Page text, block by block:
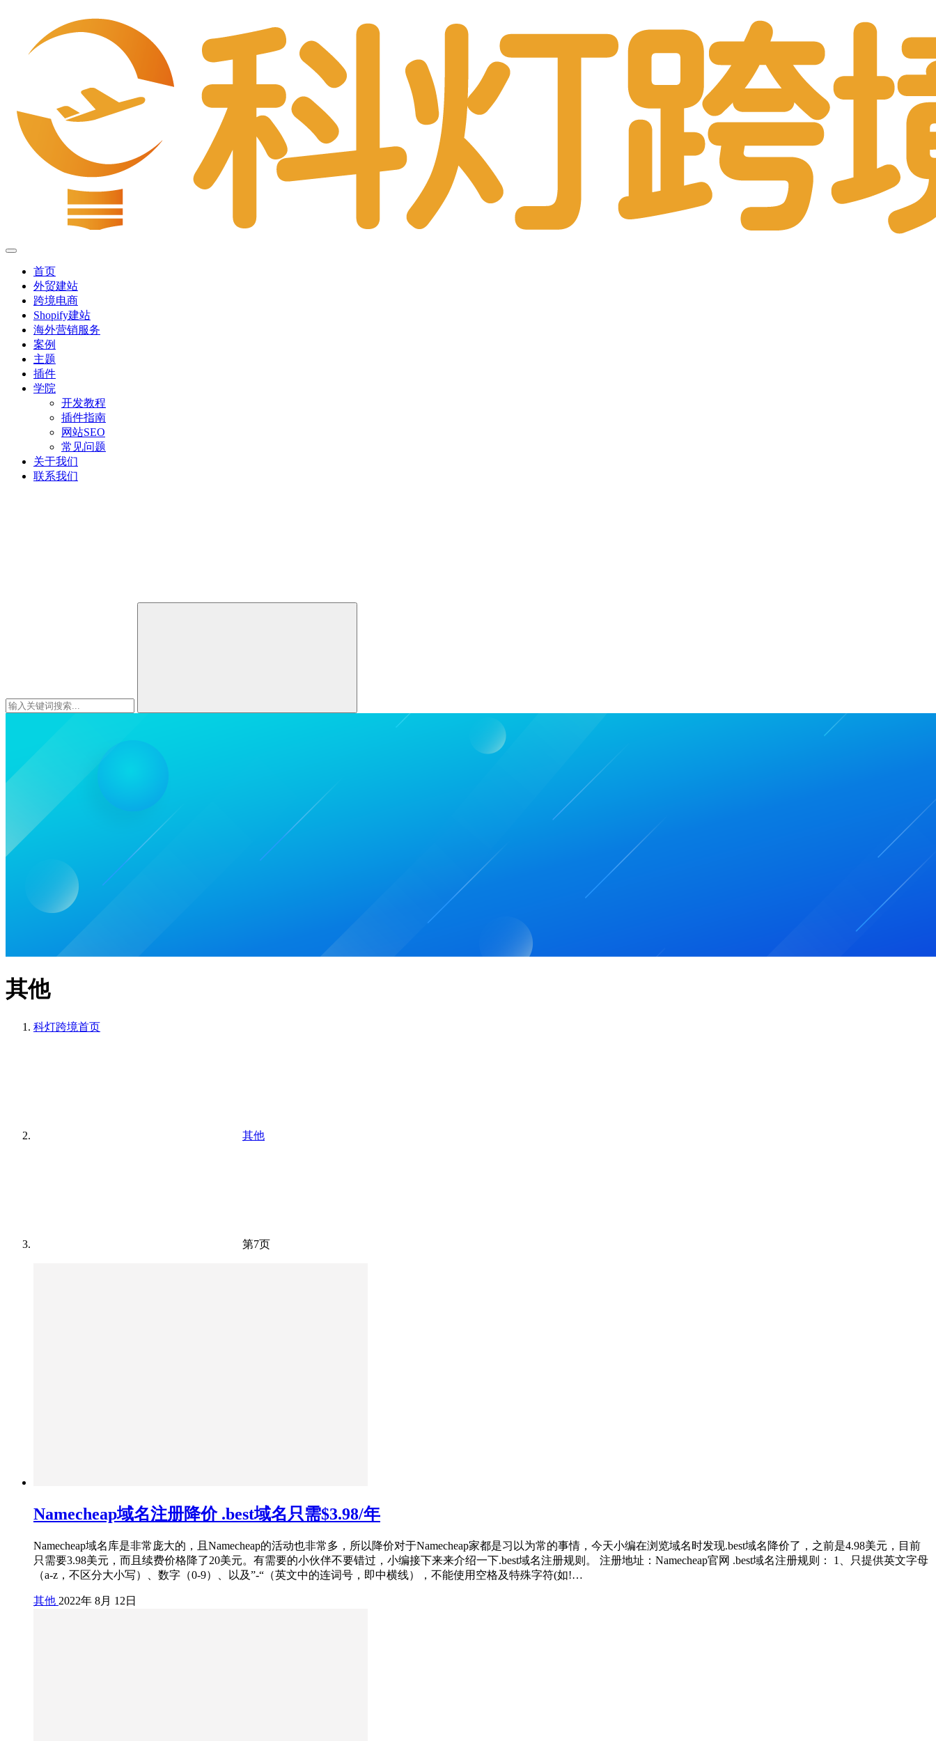
首页
外贸建站
跨境电商
Shopify建站
海外营销服务
案例
主题
插件
学院
开发教程
插件指南
网站SEO
常见问题
关于我们
联系我们
其他
科灯跨境首页
其他
第7页
Namecheap域名注册降价 .best域名只需$3.98/年
Namecheap域名库是非常庞大的，且Namecheap的活动也非常多，所以降价对于Namecheap家都是习以为常的事情，今天小编在浏览域名时发现.best域名降价了，之前是4.98美元，目前
只需要3.98美元，而且续费价格降了20美元。有需要的小伙伴不要错过，小编接下来来介绍一下.best域名注册规则。 注册地址：Namecheap官网 .best域名注册规则： 1、只提供英文字母
（a-z，不区分大小写）、数字（0-9）、以及”-“（英文中的连词号，即中横线），不能使用空格及特殊字符(如!…
其他 2022年 8月 12日